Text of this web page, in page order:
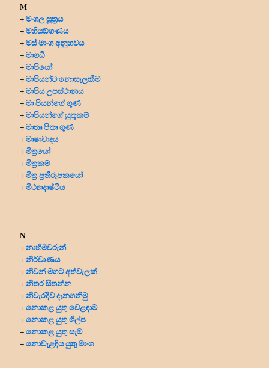
M
+මංගල සූත්‍රය
+මහියඞ්ගණය
+මස් මාංශ අනුභවය
+මාගධී
+මාපියෝ
+මාපියන්ට නොසැලකීම
+මාපිය උපස්ථානය
+මා පියන්ගේ ගුණ
+මාපියන්ගේ යුතුකම්
+මාතෘ පිතෘ ගුණ
+මෘෂාවාදය
+මිත්‍රයෝ
+මිත්‍ර‍කම්
+මිත්‍ර‍ ප්‍ර‍තිරූපකයෝ
+මිථ්‍යාදෘෂ්ටිය
N
+නාහිමිවරුන්
+නිර්වාණය
+නිවන් මගට අත්වැලක්
+නිතර සිතන්න
+නිවැරදිව දැනගනිමු
+නොකළ යුතු වෙළඳාම්
+නොකළ යුතු ශිල්ප
+නොකළ යුතු සැම
+නොවැළඳිය යුතු මාංශ